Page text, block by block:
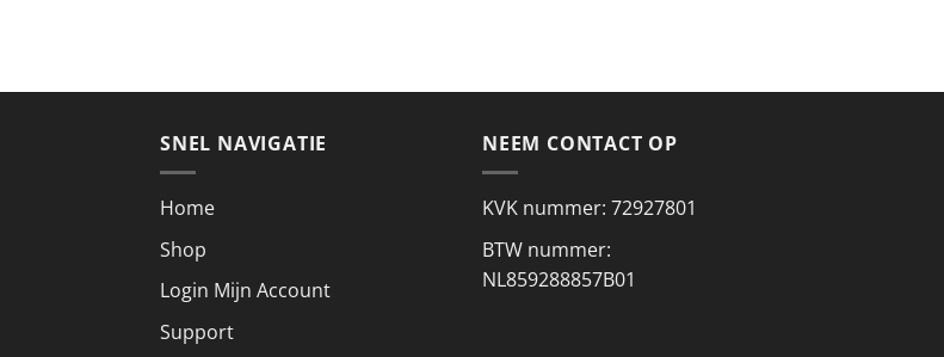
SNEL NAVIGATIE
Home
Shop
Login Mijn Account
Support
NEEM CONTACT OP
KVK nummer: 72927801
BTW nummer:
NL859288857B01